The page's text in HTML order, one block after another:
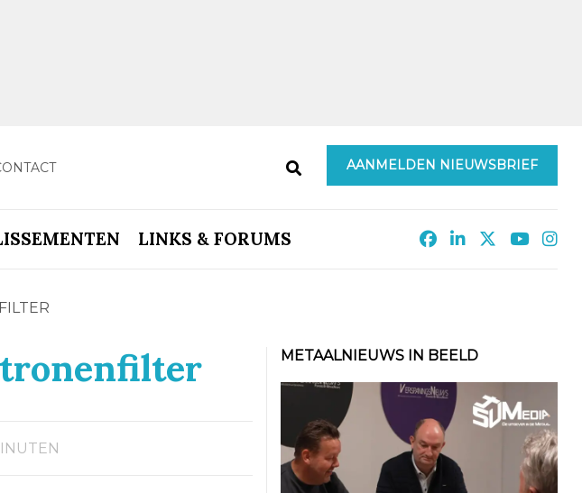
AANMELDEN NIEUWSBRIEF
LINKS & FORUMS
METAALNIEUWS IN BEELD